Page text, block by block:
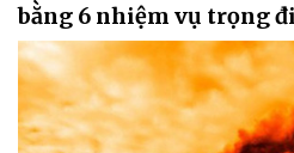
bằng 6 nhiệm vụ trọng